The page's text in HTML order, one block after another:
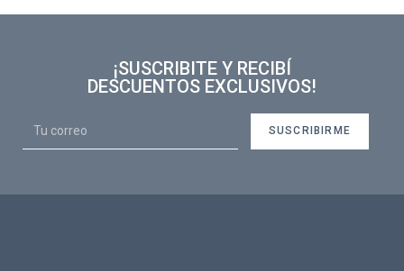
¡SUSCRIBITE Y RECIBÍ
DESCUENTOS EXCLUSIVOS!
SUSCRIBIRME